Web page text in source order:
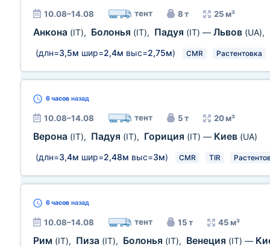
10.08–14.08 тент 8 т 25 м³
Анкона (IT), Болонья (IT), Падуя (IT) — Львов (UA),
(длн=3,5м шир=2,4м выс=2,75м) CMR Растентовка
6 часов назад
10.08–14.08 тент 5 т 20 м³
Верона (IT), Падуя (IT), Гориция (IT) — Киев (UA)
(длн=3,4м шир=2,48м выс=3м) CMR TIR
6 часов назад
10.08–14.08 тент 15 т 45 м³
Рим (IT), Пиза (IT), Болонья (IT), Венеция (IT) —